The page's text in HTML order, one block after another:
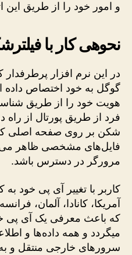
و امور خود را از طریق این
نحوه­ی کار با
در این نرم افزار
گوگل به خود اختصاص داده
هویت خود را از طریق
فرد از طریق پورتال از
شکن بر روی صفحه اصلی
فایل‌های مشخصی ظاهر
مرورگر در دسترس باشد.
کاربر با تغییر آی پی خود
آمریکا، کانادا، آلمان،
که باعث معرفی یک آی پی
می­گردد و همه داده‌ها و
سرور­های خارجی منتقل و